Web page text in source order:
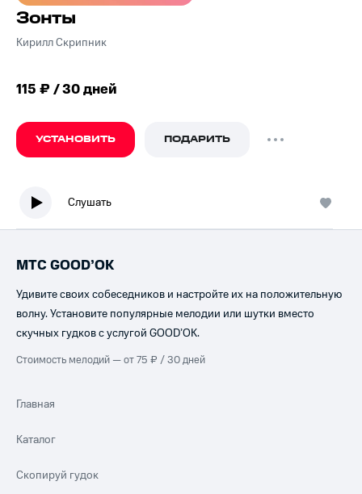
Зонты
Кирилл Скрипник
115 ₽ / 30 дней
УСТАНОВИТЬ ПОДАРИТЬ
Слушать
МТС GOOD’OK
Удивите своих собеседников и настройте их на положительную
волну. Установите популярные мелодии или шутки вместо
скучных гудков с услугой GOOD’OK.
Стоимость мелодий — от 75 ₽ / 30 дней
Главная
Каталог
Скопируй гудок